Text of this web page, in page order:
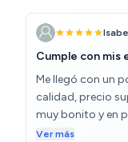
Cumple con
Me llegó con un
calidad, precio
muy bonito y en
todo un detalle
Ver más